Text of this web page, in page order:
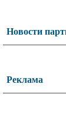
Новости
Реклама